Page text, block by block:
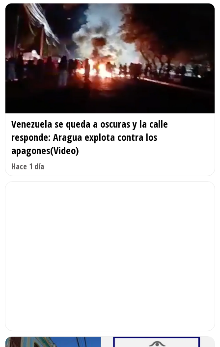
Venezuela se queda a oscuras y la calle
responde: Aragua explota contra los
apagones(Video)
Hace 1 día